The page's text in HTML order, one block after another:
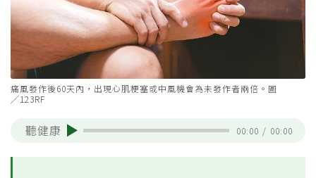
痛風發作後60天內，出現心肌梗塞或中風機會為未發作者兩倍。圖
╱123RF
聽健康 00:00 / 00:00